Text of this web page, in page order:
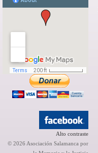
Alto contraste
© 2026 Asociación Salamanca por